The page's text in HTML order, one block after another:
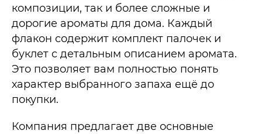
композиции, так и более сложные и
дорогие ароматы для дома. Каждый
флакон содержит комплект палочек и
буклет с детальным описанием аромата.
Это позволяет вам полностью понять
характер выбранного запаха ещё до
покупки.
Компания предлагает две основные